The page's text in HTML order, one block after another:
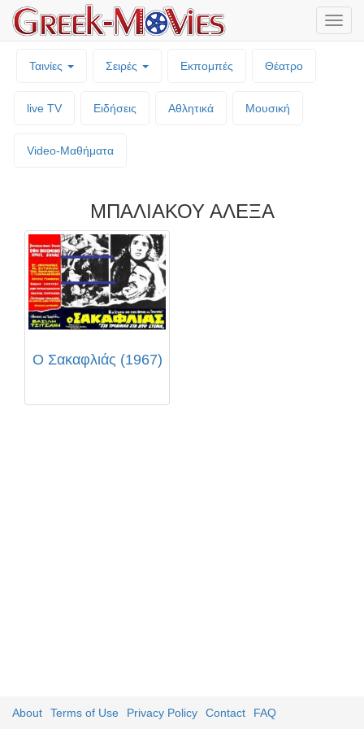
Ταινίες Σειρές Εκπομπές Θέατρο
live TV Ειδήσεις Αθλητικά Μουσική
Video-Mαθήματα
ΜΠΑΛΙΑΚΟΥ ΑΛΕΞΑ
Ο Σακαφλιάς (1967)
About Terms of Use Privacy Policy Contact FAQ